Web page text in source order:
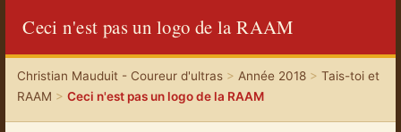
Ceci n'est pas un logo de la RAAM
Christian Mauduit - Coureur d'ultras> Année 2018> Tais-toi et
RAAM > Ceci n'est pas un logo de la RAAM